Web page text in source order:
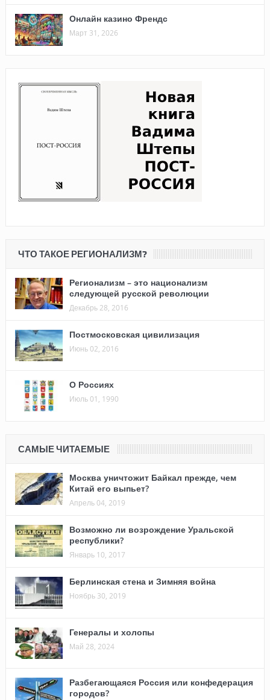
Онлайн казино Френдс
Март 31, 2026
ЧТО ТАКОЕ РЕГИОНАЛИЗМ?
Регионализм – это национализм
следующей русской революции
Декабрь 28, 2016
Постмосковская цивилизация
Июнь 02, 2016
О Россиях
Июль 01, 1990
САМЫЕ ЧИТАЕМЫЕ
Москва уничтожит Байкал прежде, чем
Китай его выпьет?
Апрель 04, 2019
Возможно ли возрождение Уральской
республики?
Январь 10, 2017
Берлинская стена и Зимняя война
Ноябрь 30, 2019
Генералы и холопы
Май 28, 2024
Разбегающаяся Россия или конфедерация
городов?